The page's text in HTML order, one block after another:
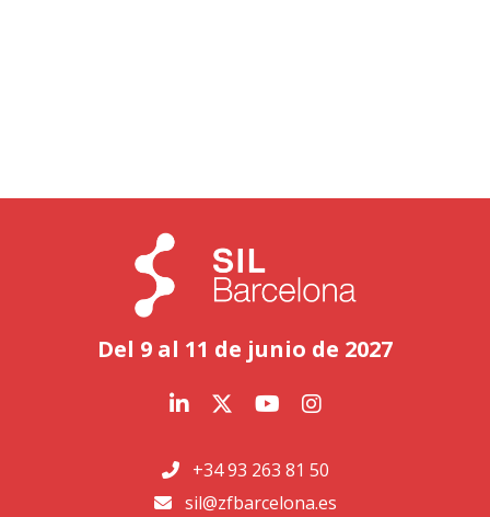
Del 9 al 11 de junio de 2027
+34 93 263 81 50
sil@zfbarcelona.es